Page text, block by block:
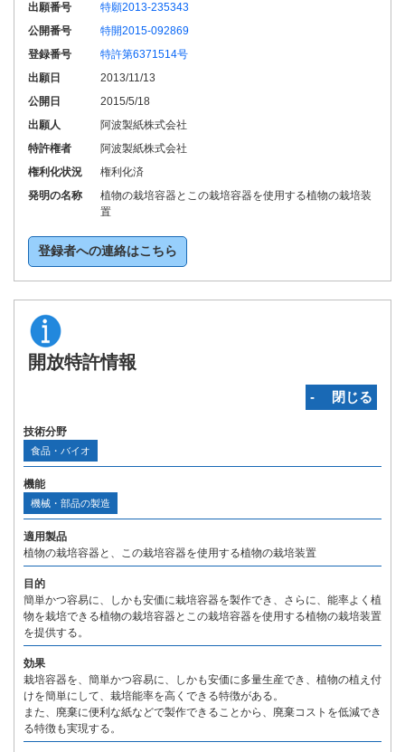
出願番号
特願2013-235343
公開番号
特開2015-092869
登録番号
特許第6371514号
出願日
2013/11/13
公開日
2015/5/18
出願人
阿波製紙株式会社
特許権者
阿波製紙株式会社
権利化状況
権利化済
発明の名称
植物の栽培容器とこの栽培容器を使用する植物の栽培装
置
登録者への連絡はこちら
開放特許情報
‐ 閉じる
技術分野
食品・バイオ
機能
機械・部品の製造
適用製品
植物の栽培容器と、この栽培容器を使用する植物の栽培装置
目的
簡単かつ容易に、しかも安価に栽培容器を製作でき、さらに、能率よく植
物を栽培できる植物の栽培容器とこの栽培容器を使用する植物の栽培装置
を提供する。
効果
栽培容器を、簡単かつ容易に、しかも安価に多量生産でき、植物の植え付
けを簡単にして、栽培能率を高くできる特徴がある。
また、廃棄に便利な紙などで製作できることから、廃棄コストを低減でき
る特徴も実現する。